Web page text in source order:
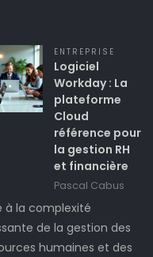
ENTREPRISE
Logiciel
Workday : La
plateforme
Cloud
référence pour
la gestion RH
et financière
Pascal Cabus
à la complexité
de la gestion des
humaines et des